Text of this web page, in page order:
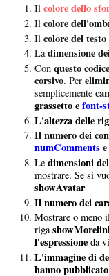
Il colore dello
Il colore
Il colore del
Ladimensione
Con questo codice
corsivo. Per
semplicemente
grassetto efont-
L'altezza delle
Il numero dei
numComments
Le dimensioni
mostrare. Se si
showAvatar
Il numero dei
Mostrare o meno
riga
l'espressione da
L'immagine di
hanno